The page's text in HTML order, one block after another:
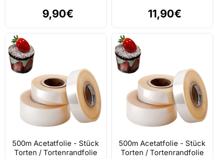
9,90€ 11,90€
500m Acetatfolie - Stück
Torten / Tortenrandfolie
500m Acetatfolie - Stück
Torten / Tortenrandfolie